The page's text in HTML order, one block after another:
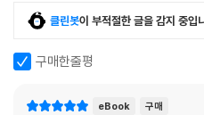
보니 알곡이 탱글탱글 익었습니다.
이들에게는 밀을 불에 굽는 것도, ‘그
쏙하고 밖으로 나타납니다. 손 위를
클린봇이 부적절한 글을 감지 중입
구매한줄평
eBook 구매